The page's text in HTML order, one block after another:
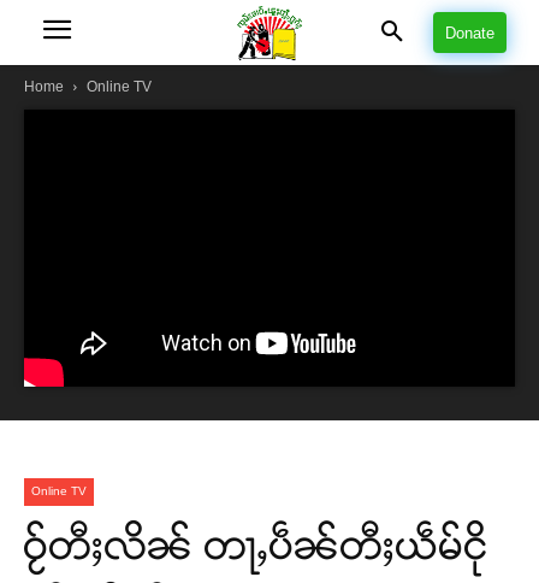
Donate
Home Online TV
Online TV
ဝႂ်တီႈလိၼ် တႃႇပဵၼ်တီႈယဵမ်ငို